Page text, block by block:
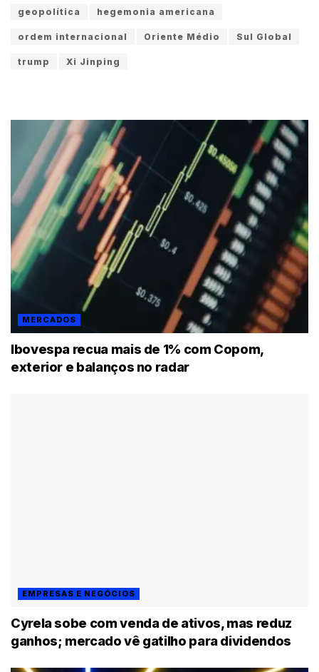
geopolítica hegemonia americana
ordem internacional Oriente Médio Sul Global
trump Xi Jinping
MERCADOS
Ibovespa recua mais de 1% com Copom,
exterior e balanços no radar
EMPRESAS E NEGÓCIOS
Cyrela sobe com venda de ativos, mas reduz
ganhos; mercado vê gatilho para dividendos